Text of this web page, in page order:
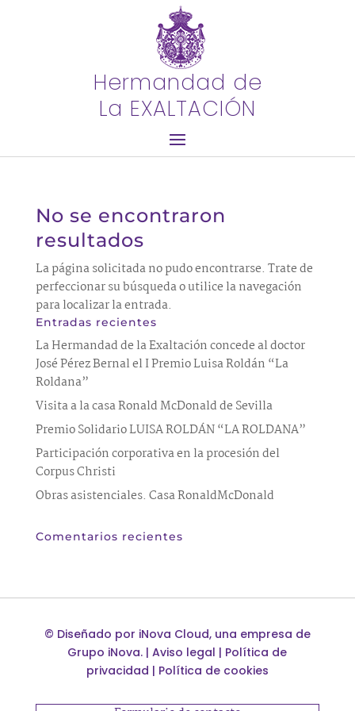
Hermandad de
La EXALTACIÓN
No se encontraron
resultados
La página solicitada no pudo encontrarse. Trate de
perfeccionar su búsqueda o utilice la navegación
para localizar la entrada.
Entradas recientes
La Hermandad de la Exaltación concede al doctor
José Pérez Bernal el I Premio Luisa Roldán “La
Roldana”
Visita a la casa Ronald McDonald de Sevilla
Premio Solidario LUISA ROLDÁN “LA ROLDANA”
Participación corporativa en la procesión del
Corpus Christi
Obras asistenciales. Casa RonaldMcDonald
Comentarios recientes
© Diseñado por iNova Cloud, una empresa de
Grupo iNova. |Aviso legal | Política de
privacidad | Política de cookies